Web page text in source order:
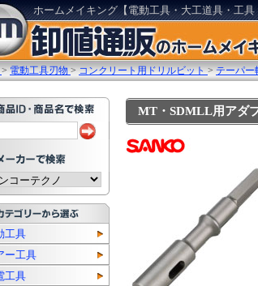
ホームメイキング【電動工具・大工道具・工
>電動工具刃物 >コンクリート用ドリルビット >テーパー
工具
ー工具
工具
MT・SDMLL用アダ